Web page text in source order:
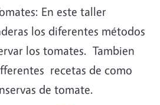
En este taller
los diferentes métodos
los tomates. Tambien
recetas de como
de tomate.